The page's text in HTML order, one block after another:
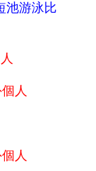
池游泳比
人
人